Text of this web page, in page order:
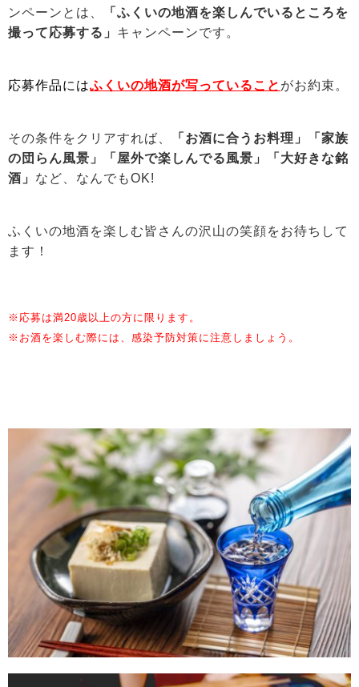
ンペーンとは、
「ふくいの地酒を楽しんでいるところを
撮って応募する」 キャンペーンです。
応募作品にはふくいの地酒が写っていること がお約束。
その条件をクリアすれば、
「お酒に合うお料理」「家族
の団らん風景」「屋外で楽しんでる風景」「大好きな銘
酒」 など、なんでもOK!
ふくいの地酒を楽しむ皆さんの沢山の笑顔をお待ちして
ます！
※応募は満20歳以上の方に限ります。
※お酒を楽しむ際には、感染予防対策に注意しましょう。